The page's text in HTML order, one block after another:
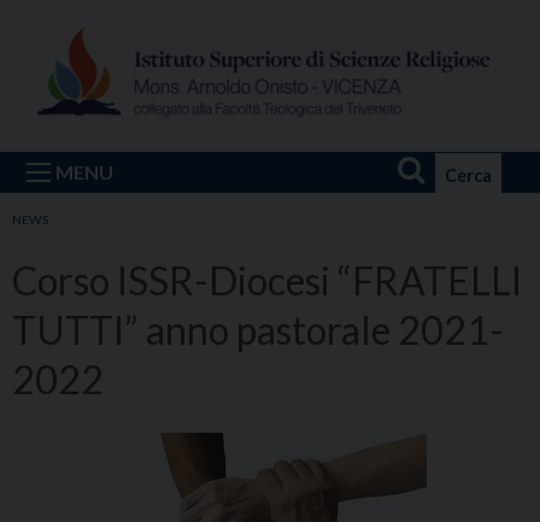
Cerca
MENU
NEWS
Corso ISSR-Diocesi “FRATELLI
TUTTI” anno pastorale 2021-
2022